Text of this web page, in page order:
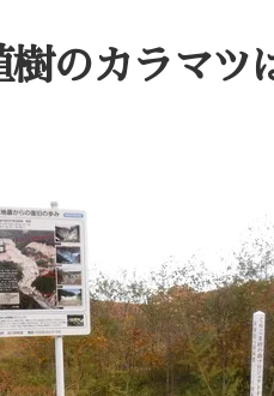
樹のカラマ